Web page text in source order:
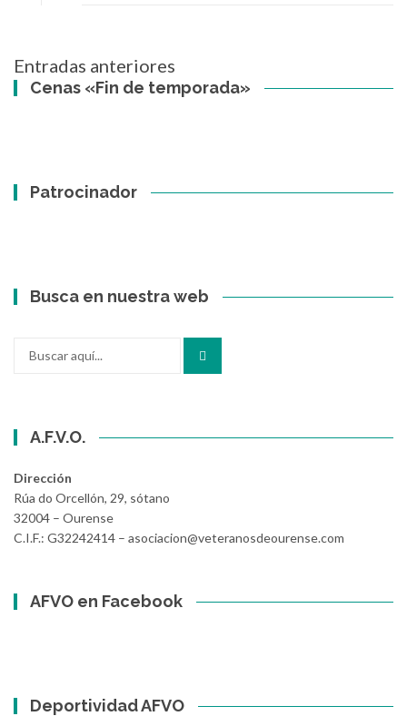
Navegación
de
entradas
Entradas anteriores
Cenas «Fin de temporada»
Patrocinador
Busca en nuestra web
A.F.V.O.
Dirección
Rúa do Orcellón, 29, sótano
32004 – Ourense
C.I.F.: G32242414 – asociacion@veteranosdeourense.com
AFVO en Facebook
Deportividad AFVO